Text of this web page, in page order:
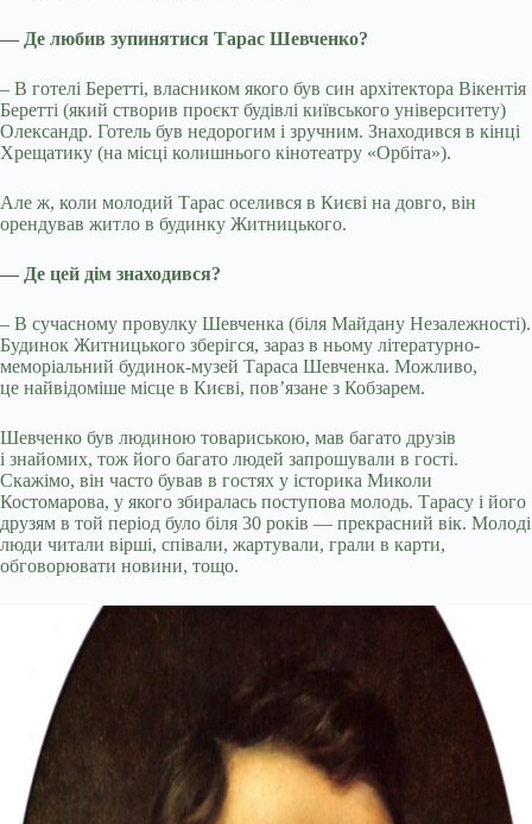
— Де любив зупинятися Тарас Шевченко?
– В готелі Беретті, власником якого був син архітектора Вікентія
Беретті (який створив проєкт будівлі київського університету)
Олександр. Готель був недорогим і зручним. Знаходився в кінці
Хрещатику (на місці колишнього кінотеатру «Орбіта»).
Але ж, коли молодий Тарас оселився в Києві на довго, він
орендував житло в будинку Житницького.
— Де цей дім знаходився?
– В сучасному провулку Шевченка (біля Майдану Незалежності).
Будинок Житницького зберігся, зараз в ньому літературно-
меморіальний будинок-музей Тараса Шевченка. Можливо,
це найвідоміше місце в Києві, пов’язане з Кобзарем.
Шевченко був людиною товариською, мав багато друзів
і знайомих, тож його багато людей запрошували в гості.
Скажімо, він часто бував в гостях у історика Миколи
Костомарова, у якого збиралась поступова молодь. Тарасу і його
друзям в той період було біля 30 років — прекрасний вік. Молоді
люди читали вірші, співали, жартували, грали в карти,
обговорювати новини, тощо.